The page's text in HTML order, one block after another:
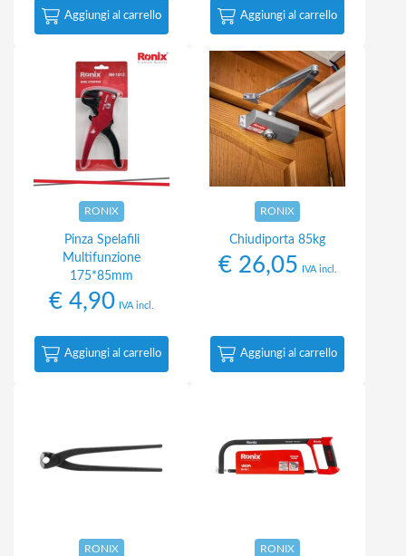
Aggiungi al carrello Aggiungi al carrello
RONIX
Pinza Spelafili
Multifunzione
175*85mm
€ 4,90 IVA incl.
Aggiungi al carrello
RONIX
Chiudiporta 85kg
€26,05 IVA incl.
Aggiungi al carrello
RONIX RONIX